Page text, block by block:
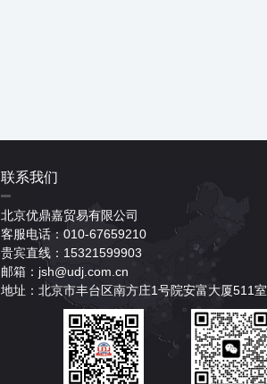
联系我们
北京优鼎嘉贸易有限公司
客服电话：010-67659210
贵宾直线：15321599903
邮箱：jsh@udj.com.cn
地址：北京市丰台区南方庄1号院安富大厦511室